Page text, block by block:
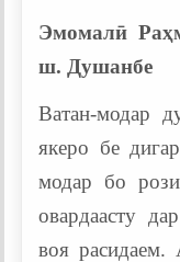
Эмомалӣ
ш. Душанбе
Ватан-модар
якеро бе
модар бо
овардаасту
воя расидаем.